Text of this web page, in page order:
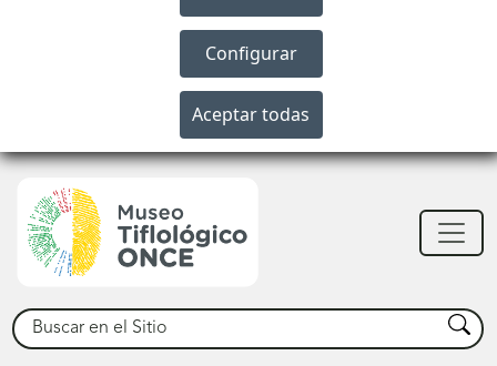
Buscar Buscar